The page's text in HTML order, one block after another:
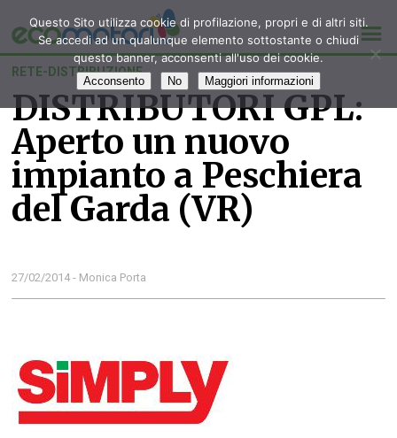
RETE-DISTRIBUZIONE
DISTRIBUTORI GPL:
Aperto un nuovo
impianto a Peschiera
del Garda (VR)
27/02/2014 - Monica Porta
Questo Sito utilizza cookie di profilazione, propri e di altri siti.
Se accedi ad un qualunque elemento sottostante o chiudi
questo banner, acconsenti all'uso dei cookie.
Acconsento No Maggiori informazioni